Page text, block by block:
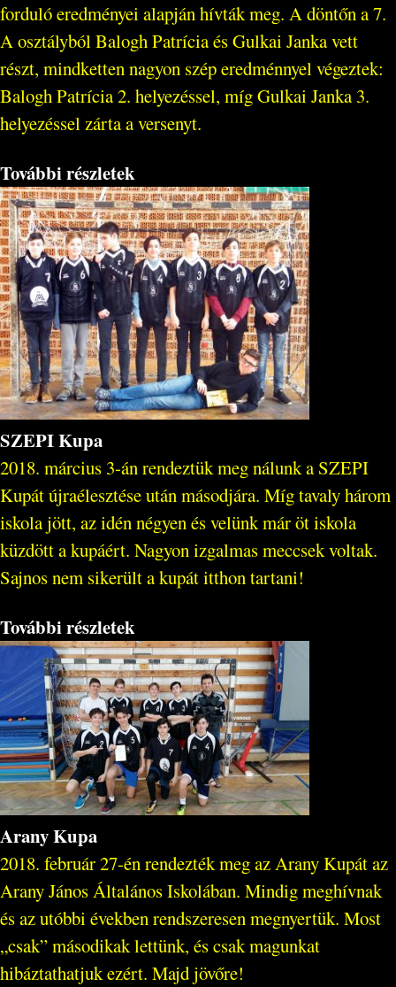
forduló eredményei alapján hívták meg. A döntőn a 7.
A osztályból Balogh Patrícia és Gulkai Janka vett
részt, mindketten nagyon szép eredménnyel végeztek:
Balogh Patrícia 2. helyezéssel, míg Gulkai Janka 3.
helyezéssel zárta a versenyt.
További részletek
SZEPI Kupa
2018. március 3-án rendeztük meg nálunk a SZEPI
Kupát újraélesztése után másodjára. Míg tavaly három
iskola jött, az idén négyen és velünk már öt iskola
küzdött a kupáért. Nagyon izgalmas meccsek voltak.
Sajnos nem sikerült a kupát itthon tartani!
További részletek
Arany Kupa
2018. február 27-én rendezték meg az Arany Kupát az
Arany János Általános Iskolában. Mindig meghívnak
és az utóbbi években rendszeresen megnyertük. Most
„csak” másodikak lettünk, és csak magunkat
hibáztathatjuk ezért. Majd jövőre!